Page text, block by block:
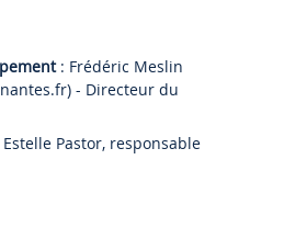
: Frédéric Meslin
- Directeur du
Pastor, responsable